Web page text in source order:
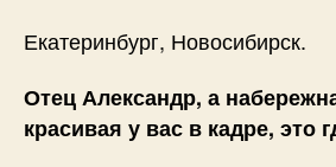
Екатеринбург, Новосибирск.
Отец Александр, а
красивая у вас в кадре, это